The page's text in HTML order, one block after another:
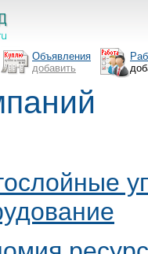
Объявления
добавить